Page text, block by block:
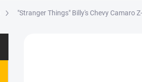
"Stranger Things" Billy's Chevy Camaro